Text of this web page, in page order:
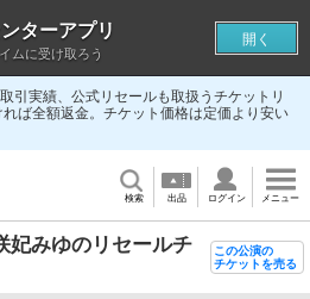
引実績、公式リセールも取扱うチケットリ
ば全額返金。チケット価格は定価より安い
検索 出品 ログイン メニュー
妃みゆのリセールチ
この公演の
チケットを売る
ターアプリ
ムに受け取ろう
開く